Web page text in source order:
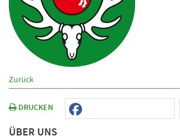
Zurück
DRUCKEN
ÜBER UNS